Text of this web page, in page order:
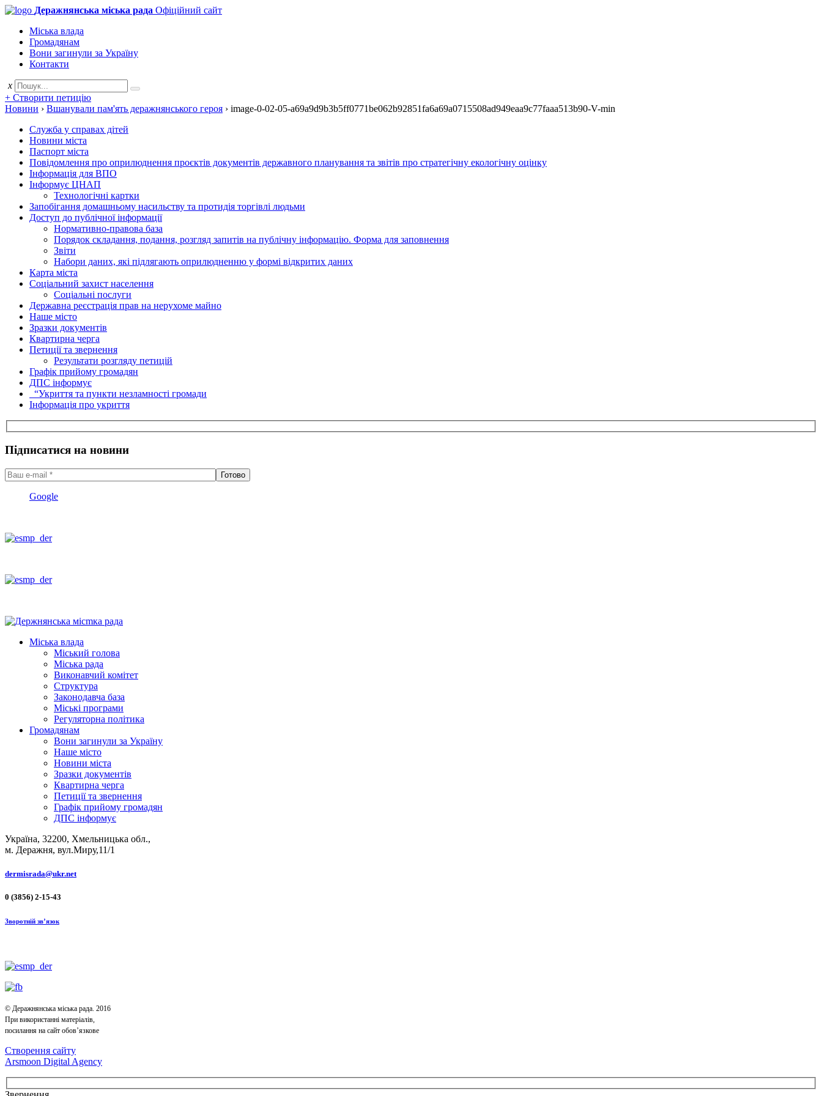
Деражнянська міська рада Офіційний сайт
Міська влада
Громадянам
Вони загинули за Україну
Контакти
x
+ Створити петицію
Новини › Вшанували пам'ять деражнянського героя › image-0-02-05-a69a9d9b3b5ff0771be062b92851fa6a69a0715508ad949eaa9c77faaa513b90-V-min
Служба у справах дітей
Новини міста
Паспорт міста
Повідомлення про оприлюднення проєктів документів державного планування та звітів про стратегічну екологічну оцінку
Інформація для ВПО
Інформує ЦНАП
Технологічні картки
Запобігання домашньому насильству та протидія торгівлі людьми
Доступ до публічної інформації
Нормативно-правова база
Порядок складання, подання, розгляд запитів на публічну інформацію. Форма для заповнення
Звіти
Набори даних, які підлягають оприлюдненню у формі відкритих даних
Карта міста
Соціальний захист населення
Соціальні послуги
Державна реєстрація прав на нерухоме майно
Наше місто
Зразки документів
Квартирна черга
Петиції та звернення
Результати розгляду петицій
Графік прийому громадян
ДПС інформує
“Укриття та пункти незламності громади
Інформація про укриття
Підписатися на новини
Google
Міська влада
Міський голова
Міська рада
Виконавчий комітет
Структура
Законодавча база
Міські програми
Регуляторна політика
Громадянам
Вони загинули за Україну
Наше місто
Новини міста
Зразки документів
Квартирна черга
Петиції та звернення
Графік прийому громадян
ДПС інформує
Україна, 32200, Хмельницька обл.,
м. Деражня, вул.Миру,11/1
dermisrada@ukr.net
0 (3856) 2-15-43
Зворотній зв’язок
© Деражнянська міська рада. 2016
При використанні матеріалів,
посилання на сайт обов’язкове
Створення сайту
Arsmoon Digital Agency